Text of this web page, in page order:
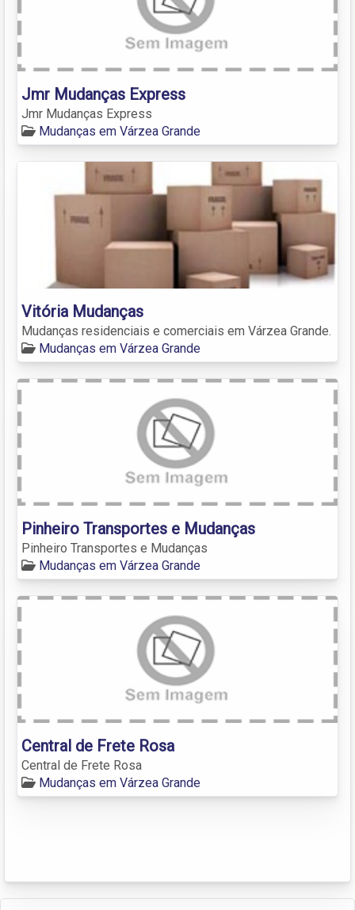
Jmr Mudanças Express
Jmr Mudanças Express
Mudanças em Várzea Grande
Vitória Mudanças
Mudanças residenciais e comerciais em Várzea Grande.
Mudanças em Várzea Grande
Pinheiro Transportes e Mudanças
Pinheiro Transportes e Mudanças
Mudanças em Várzea Grande
Central de Frete Rosa
Central de Frete Rosa
Mudanças em Várzea Grande